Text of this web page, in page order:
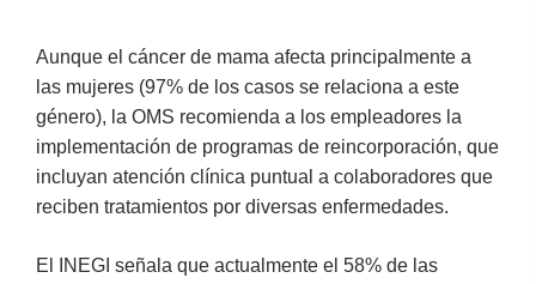
Aunque el cáncer de mama afecta principalmente a
las mujeres (97% de los casos se relaciona a este
género), la OMS recomienda a los empleadores la
implementación de programas de reincorporación, que
incluyan atención clínica puntual a colaboradores que
reciben tratamientos por diversas enfermedades.
El INEGI señala que actualmente el 58% de las